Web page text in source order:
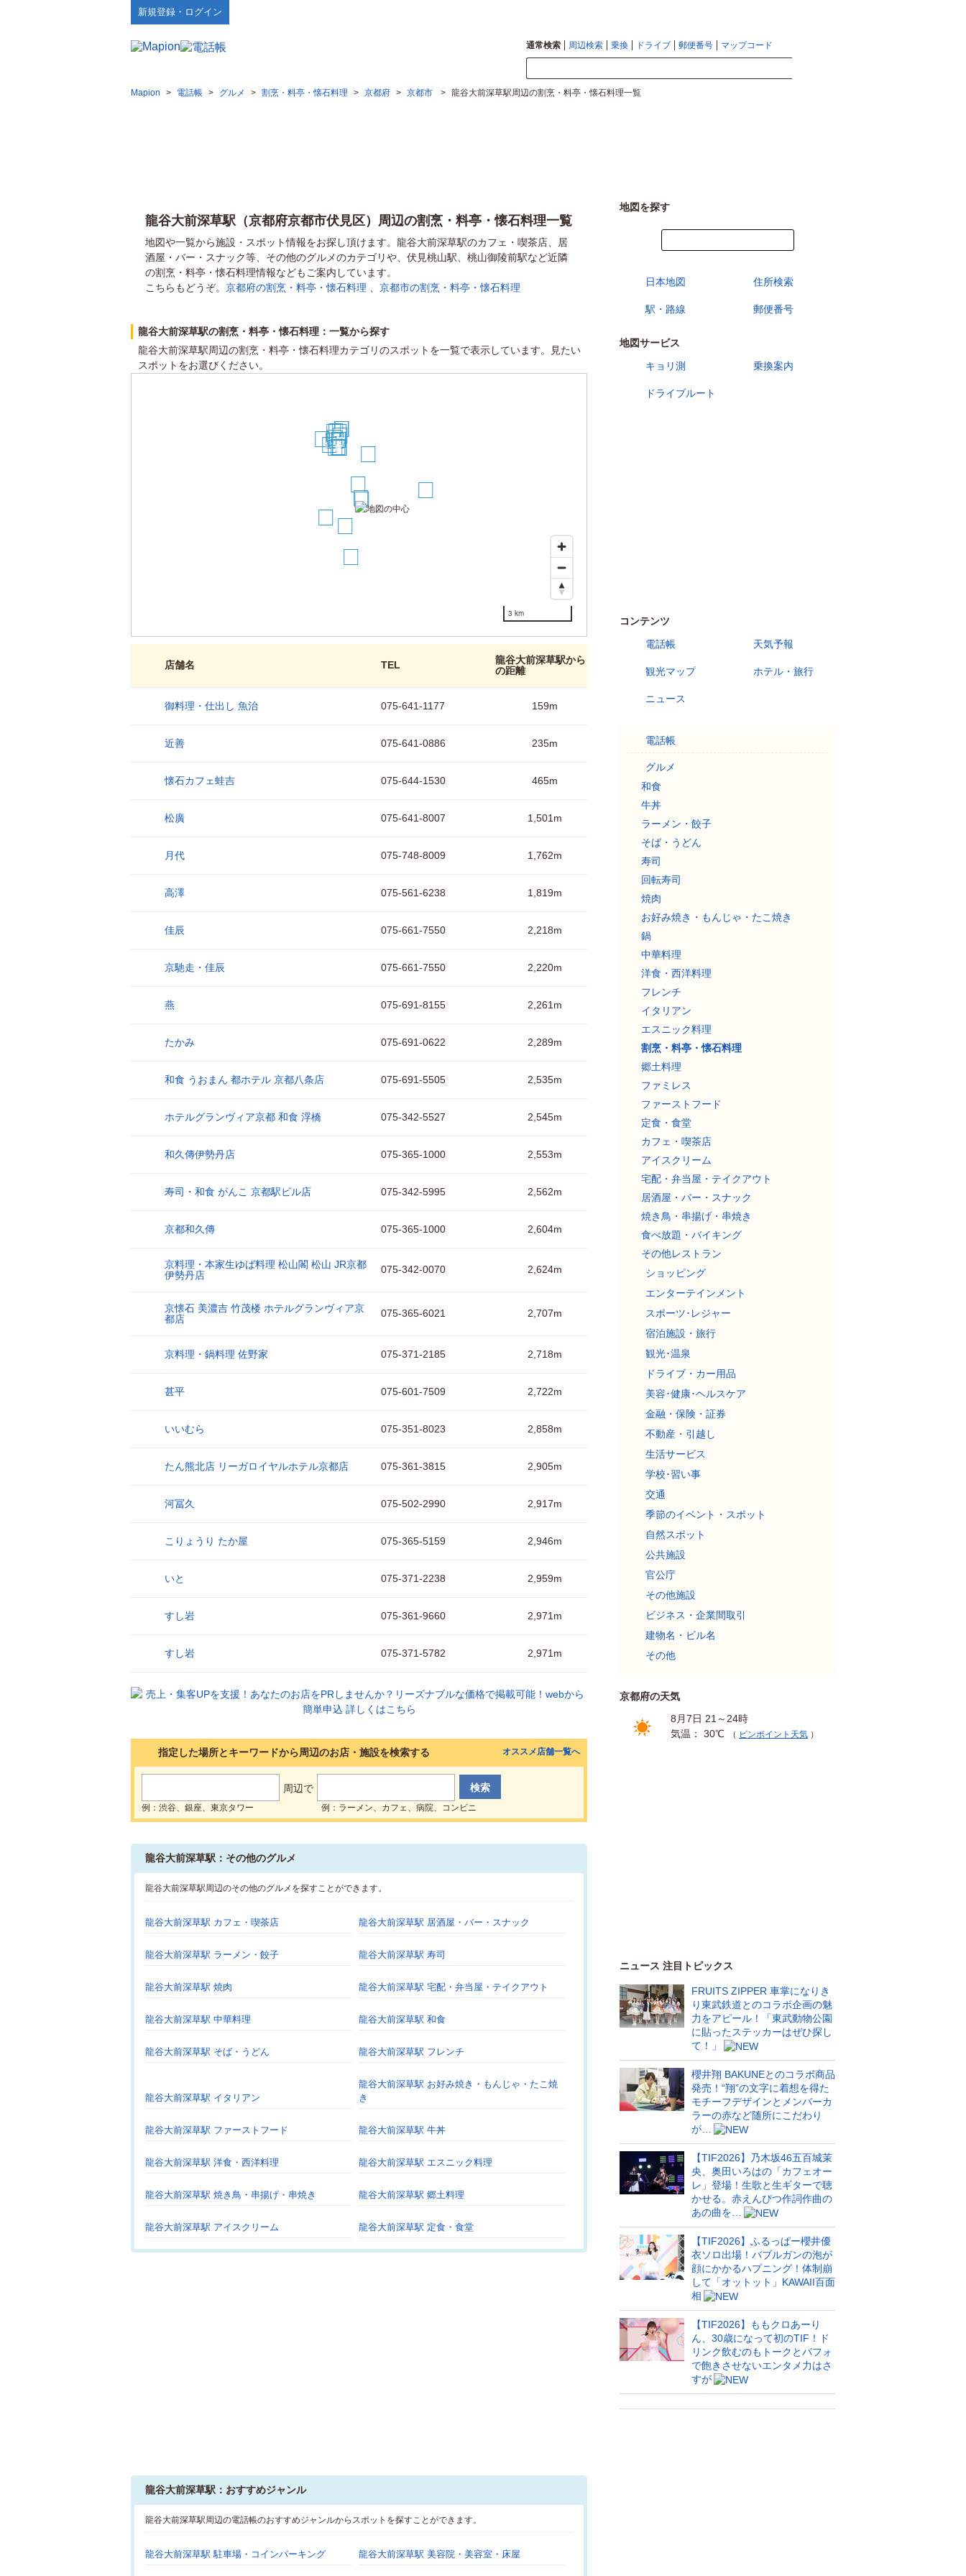
新規登録・ログイン
通常検索 周辺検索 乗換 ドライブ 郵便番号 マップコード
Mapion > 電話帳 > グルメ > 割烹・料亭・懐石料理 > 京都府 > 京都市 > 龍谷大前深草駅周辺の割烹・料亭・懐石料理一覧
龍谷大前深草駅（京都府京都市伏見区）周辺の割烹・料亭・懐石料理一覧
地図や一覧から施設・スポット情報をお探し頂けます。龍谷大前深草駅のカフェ・喫茶店、居
酒屋・バー・スナック等、その他のグルメのカテゴリや、伏見桃山駅、桃山御陵前駅など近隣
の割烹・料亭・懐石料理情報などもご案内しています。
こちらもどうぞ。 京都府の割烹・料亭・懐石料理 京都市の割烹・料亭・懐石料理
龍谷大前深草駅の割烹・料亭・懐石料理：一覧から探す
龍谷大前深草駅周辺の割烹・料亭・懐石料理カテゴリのスポットを一覧で表示しています。見たい
スポットをお選びください。
1
2
7
8
9
10
1112
13
14
15
16
1718
20
2123
2425
26
3 km
店舗名 TEL
龍谷大前深草駅から
の距離
御料理・仕出し 魚治 075-641-1177 159m
近善 075-641-0886 235m
懐石カフェ蛙吉 075-644-1530 465m
松廣 075-641-8007 1,501m
月代 075-748-8009 1,762m
高澤 075-561-6238 1,819m
佳辰 075-661-7550 2,218m
京馳走・佳辰 075-661-7550 2,220m
燕 075-691-8155 2,261m
たかみ 075-691-0622 2,289m
和食 うおまん 都ホテル 京都八条店 075-691-5505 2,535m
ホテルグランヴィア京都 和食 浮橋 075-342-5527 2,545m
和久傳伊勢丹店 075-365-1000 2,553m
寿司・和食 がんこ 京都駅ビル店 075-342-5995 2,562m
京都和久傳 075-365-1000 2,604m
京料理・本家生ゆば料理 松山閣 松山 JR京都
伊勢丹店
075-342-0070 2,624m
京懐石 美濃吉 竹茂楼 ホテルグランヴィア京
都店
075-365-6021 2,707m
京料理・鍋料理 佐野家 075-371-2185 2,718m
甚平 075-601-7509 2,722m
いいむら 075-351-8023 2,858m
たん熊北店 リーガロイヤルホテル京都店 075-361-3815 2,905m
河冨久 075-502-2990 2,917m
こりょうり たか屋 075-365-5159 2,946m
いと 075-371-2238 2,959m
すし岩 075-361-9660 2,971m
すし岩 075-371-5782 2,971m
指定した場所とキーワードから周辺のお店・施設を検索する
周辺で
例：渋谷、銀座、東京タワー 例：ラーメン、カフェ、病院、コンビニ
オススメ店舗一覧へ
龍谷大前深草駅：その他のグルメ
龍谷大前深草駅周辺のその他のグルメを探すことができます。
龍谷大前深草駅 カフェ・喫茶店 龍谷大前深草駅 居酒屋・バー・スナック
龍谷大前深草駅 ラーメン・餃子 龍谷大前深草駅 寿司
龍谷大前深草駅 焼肉 龍谷大前深草駅 宅配・弁当屋・テイクアウト
龍谷大前深草駅 中華料理 龍谷大前深草駅 和食
龍谷大前深草駅 そば・うどん 龍谷大前深草駅 フレンチ
龍谷大前深草駅 イタリアン
龍谷大前深草駅 お好み焼き・もんじゃ・たこ焼
き
龍谷大前深草駅 ファーストフード 龍谷大前深草駅 牛丼
龍谷大前深草駅 洋食・西洋料理 龍谷大前深草駅 エスニック料理
龍谷大前深草駅 焼き鳥・串揚げ・串焼き 龍谷大前深草駅 郷土料理
龍谷大前深草駅 アイスクリーム 龍谷大前深草駅 定食・食堂
龍谷大前深草駅：おすすめジャンル
龍谷大前深草駅周辺の電話帳のおすすめジャンルからスポットを探すことができます。
龍谷大前深草駅 駐車場・コインパーキング 龍谷大前深草駅 美容院・美容室・床屋
地図を探す
日本地図 住所検索
駅・路線 郵便番号
地図サービス
キョリ測
乗換案内
ドライブルート
コンテンツ
電話帳
天気予報
観光マップ ホテル・旅行
ニュース
電話帳
グルメ
和食
牛丼
ラーメン・餃子
そば・うどん
寿司
回転寿司
焼肉
お好み焼き・もんじゃ・たこ焼き
鍋
中華料理
洋食・西洋料理
フレンチ
イタリアン
エスニック料理
割烹・料亭・懐石料理
郷土料理
ファミレス
ファーストフード
定食・食堂
カフェ・喫茶店
アイスクリーム
宅配・弁当屋・テイクアウト
居酒屋・バー・スナック
焼き鳥・串揚げ・串焼き
食べ放題・バイキング
その他レストラン
ショッピング
エンターテインメント
スポーツ･レジャー
宿泊施設・旅行
観光･温泉
ドライブ・カー用品
美容･健康･ヘルスケア
金融・保険・証券
不動産・引越し
生活サービス
学校･習い事
交通
季節のイベント・スポット
自然スポット
公共施設
官公庁
その他施設
ビジネス・企業間取引
建物名・ビル名
その他
京都府の天気
8月7日 21～24時
気温： 30℃
（ ピンポイント天気 ）
ニュース 注目トピックス
FRUITS ZIPPER 車掌になりき
り東武鉄道とのコラボ企画の魅
力をアピール！「東武動物公園
に貼ったステッカーはぜひ探し
て！」
櫻井翔 BAKUNEとのコラボ商品
発売！“翔”の文字に着想を得た
モチーフデザインとメンバーカ
ラーの赤など随所にこだわり
が…
【TIF2026】乃木坂46五百城茉
央、奥田いろはの「カフェオー
レ」登場！生歌と生ギターで聴
かせる。赤えんぴつ作詞作曲の
あの曲を…
【TIF2026】ふるっぱー櫻井優
衣ソロ出場！バブルガンの泡が
顔にかかるハプニング！体制崩
して「オットット」KAWAII百面
相
【TIF2026】ももクロあーり
ん、30歳になって初のTIF！ド
リンク飲むのもトークとパフォ
で飽きさせないエンタメ力はさ
すが